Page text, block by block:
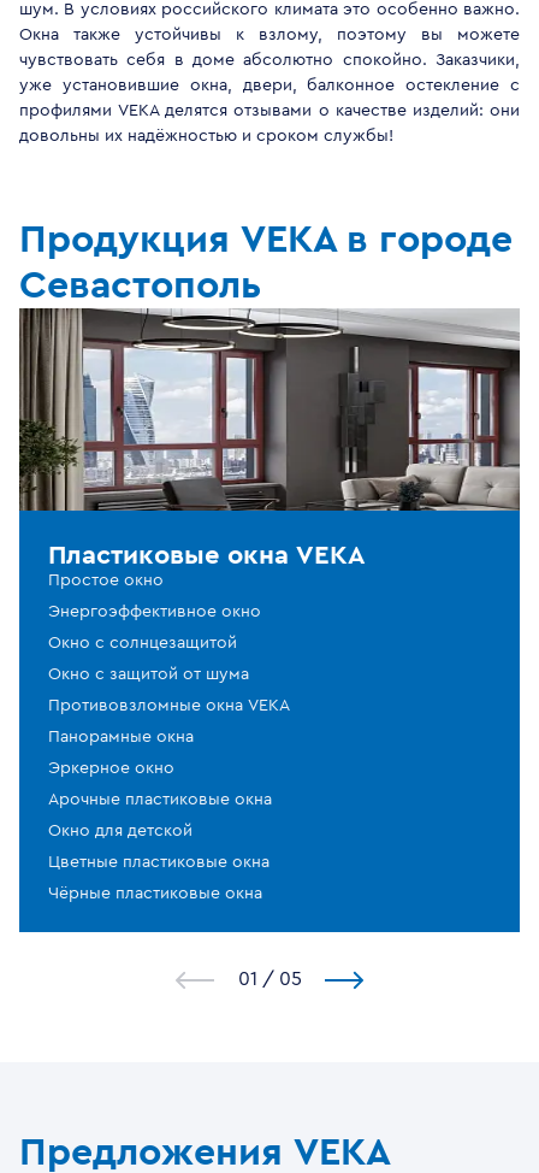
шум. В условиях российского климата это особенно важно.
Окна также устойчивы к взлому, поэтому вы можете
чувствовать себя в доме абсолютно спокойно. Заказчики,
уже установившие окна, двери, балконное остекление с
профилями VEKA делятся отзывами о качестве изделий: они
довольны их надёжностью и сроком службы!
Продукция VEKA в городе
Севастополь
Пластиковые окна VEKA
Простое окно
Энергоэффективное окно
Окно с солнцезащитой
Окно с защитой от шума
Противовзломные окна VEKA
Панорамные окна
Эркерное окно
Арочные пластиковые окна
Окно для детской
Цветные пластиковые окна
Чёрные пластиковые окна
1 / 5
Предложения VEKA